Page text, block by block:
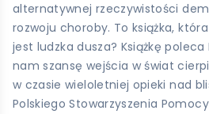
alternatywnej rzeczywistości
rozwoju choroby. To książka,
jest ludzka dusza? Książkę
nam szansę wejścia w świat
w czasie wieloletniej opieki nad
Polskiego Stowarzyszenia